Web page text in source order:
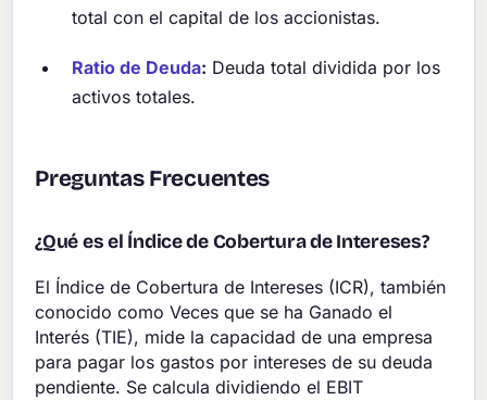
total con el capital de los accionistas.
Ratio de Deuda: Deuda total dividida por los
activos totales.
Preguntas Frecuentes
¿Qué es el Índice de Cobertura de Intereses?
El Índice de Cobertura de Intereses (ICR), también
conocido como Veces que se ha Ganado el
Interés (TIE), mide la capacidad de una empresa
para pagar los gastos por intereses de su deuda
pendiente. Se calcula dividiendo el EBIT